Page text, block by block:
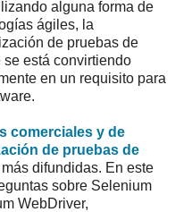
alguna forma de
ágiles, la
de pruebas de
se está convirtiendo
en un requisito para
comerciales y de
de pruebas de
difundidas. En este
sobre Selenium
WebDriver,